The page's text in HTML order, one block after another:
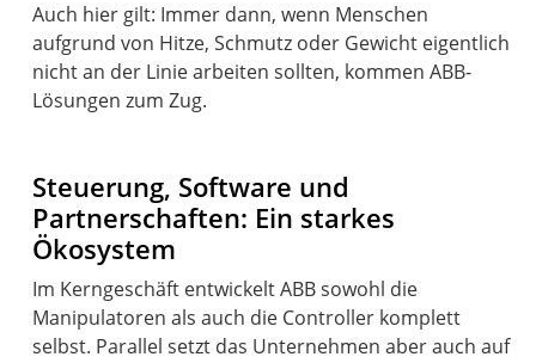
Auch hier gilt: Immer dann, wenn Menschen
aufgrund von Hitze, Schmutz oder Gewicht eigentlich
nicht an der Linie arbeiten sollten, kommen ABB-
Lösungen zum Zug.
Steuerung, Software und
Partnerschaften: Ein starkes
Ökosystem
Im Kerngeschäft entwickelt ABB sowohl die
Manipulatoren als auch die Controller komplett
selbst. Parallel setzt das Unternehmen aber auch auf